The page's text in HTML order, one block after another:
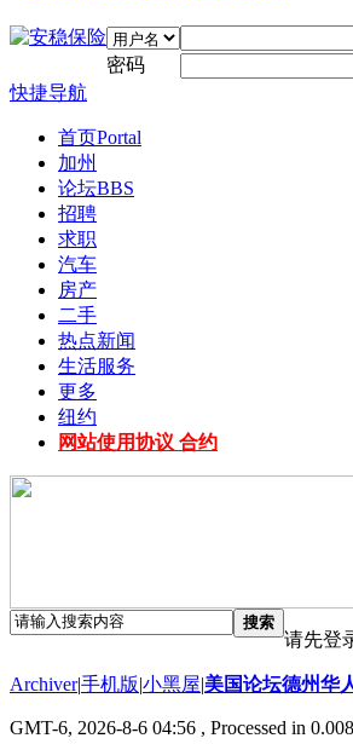
密码
快捷导航
首页Portal
加州
论坛BBS
招聘
求职
汽车
房产
二手
热点新闻
生活服务
更多
纽约
网站使用协议 合约
搜索
请先登
Archiver|手机版|小黑屋|美国论坛德州华
GMT-6, 2026-8-6 04:56 , Processed in